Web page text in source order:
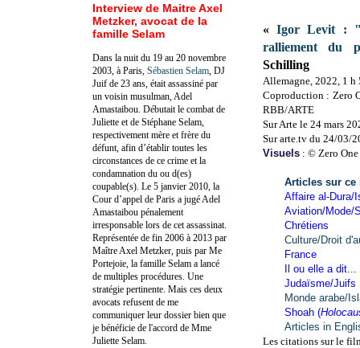
«Igor Levit :
ralliement du
Schilling
Allemagne, 2022, 1 h
Coproduction : Zero
RBB/ARTE
Sur Arte le 24 mars
Sur arte.tv du 24/03/
Visuels : © Zero
Articles sur ce
Affaire al-Dura/
Aviation/Mode/
Chrétiens
Culture/Droit
France
Il ou elle a dit...
Judaïsme/Juifs
Monde arabe/
Shoah (
Articles in
Les citations sur le
Interview de Maitre Axel
Metzker, avocat de la
famille Selam
Dans la nuit du 19 au 20 novembre
2003, à Paris, Sébastien Selam , DJ
Juif de 23 ans, était assassiné par
un voisin musulman, Adel
Amastaibou. Débutait le combat de
Juliette et de Stéphane Selam,
respectivement mère et frère du
défunt, afin d’établir toutes les
circonstances de ce crime et la
condamnation du ou d(es)
coupable(s). Le 5 janvier 2010, la
Cour d’appel de Paris a jugé Adel
Amastaibou pénalement
irresponsable lors de cet assassinat.
Représentée de fin 2006 à 2013 par
Maître Axel Metzker, puis par Me
Portejoie, la famille Selam a lancé
de multiples procédures. Une
stratégie pertinente. Mais ces deux
avocats refusent de me
communiquer leur dossier bien que
je bénéficie de l'accord de Mme
Juliette Selam.